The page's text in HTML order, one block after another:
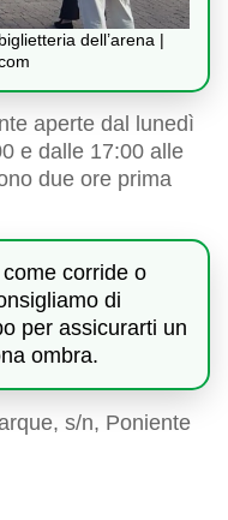
dell’arena |
aperte dal lunedì
e dalle 17:00 alle
due ore prima
corride o
di
per assicurarti un
ombra.
s/n, Poniente